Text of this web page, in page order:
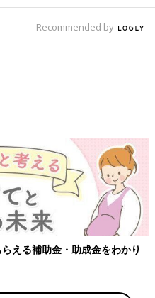
Recommended by
も】妊婦の感染症対策、知って